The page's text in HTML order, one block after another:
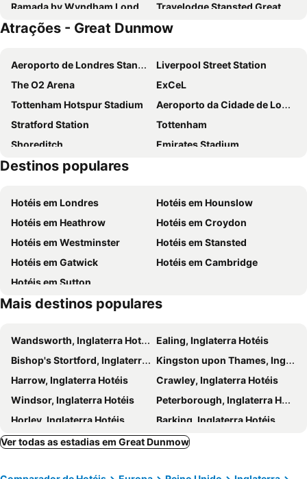
Ramada by Wyndham London Stansted Airport
Travelodge Stansted Great Dunmow
The George Hotel
Travelodge Braintree
The Saracens Head Hotel
The White Hart Hotel, Braintree
Travelodge Chelmsford
Down Hall Hotel
Premier Inn Chelmsford City Centre
Great Hallingbury Manor
Premier Inn Saffron Walden hotel
Green Man by Chef & Brewer Collection
Old Thatch Bambers Green
The PitStop
The Riverside Inn
Hotel Saffron
Atrações - Great Dunmow
Aeroporto de Londres Stansted
Liverpool Street Station
The O2 Arena
ExCeL
Tottenham Hotspur Stadium
Aeroporto da Cidade de Londres
Stratford Station
Tottenham
Shoreditch
Emirates Stadium
Whitechapel
Canary Wharf Station
Finsbury Park Metro Station
London City Airport Metro Station
Angel
Brick Lane
Bethnal Green
Holy Cross Church Felsted
Great Notley Discovery Centre and Country Park
Great Leighs Racecourse
Braintree BMX Track
Braintree District Museum
Becontree Metro Station
Colchester Castle Museum
Blackwall Metro Station
Charlton
Custom House Metro Station
East Finchley Metro Station
Promenade Park
West Ham Metro Station
Destinos populares
Hotéis em Londres
Hotéis em Hounslow
Hotéis em Heathrow
Hotéis em Croydon
Hotéis em Westminster
Hotéis em Stansted
Hotéis em Gatwick
Hotéis em Cambridge
Hotéis em Sutton
Mais destinos populares
Wandsworth, Inglaterra Hotéis
Ealing, Inglaterra Hotéis
Bishop's Stortford, Inglaterra Hotéis
Kingston upon Thames, Inglaterra Hotéis
Harrow, Inglaterra Hotéis
Crawley, Inglaterra Hotéis
Windsor, Inglaterra Hotéis
Peterborough, Inglaterra Hotéis
Horley, Inglaterra Hotéis
Barking, Inglaterra Hotéis
Slough, Inglaterra Hotéis
Watford, Inglaterra Hotéis
Ver todas as estadias em Great Dunmow